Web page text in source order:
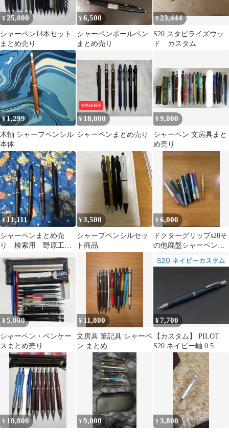
¥25,000
シャーペン14本セット
まとめ売り
¥6,500
シャーペンボールペン
まとめ売り
¥23,444
S20 スタビライズウッ
ド カスタム
¥1,299
木軸 シャープペンシル
本体
10%OFF
¥18,000
シャーペンまとめ売り
¥9,000
シャーペン 文房具まと
め売り
¥11,111
シャーペンまとめ売
り 検索用 野原工
楔
¥3,500
シャープペンシルセッ
ト商品
¥6,000
ドクターグリップs20そ
の他廃盤シャーペンま
¥5,000
シャーペン・ペンケー
スまとめ売り
¥ 11,800
文房具 筆記具 シャーペ
ン まとめ
¥7,700
【カスタム】 PILOT
S20 ネイビー軸 0.5 シ
ャーペン 紺 青 ブルー
¥ 10,000 ¥9,000 ¥3,800